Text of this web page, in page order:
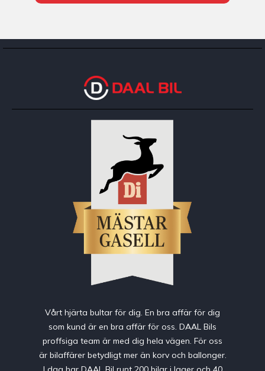
Vårt hjärta bultar för dig. En bra affär för dig
som kund är en bra affär för oss. DAAL Bils
proffsiga team är med dig hela vägen. För oss
är bilaffärer betydligt mer än korv och ballonger.